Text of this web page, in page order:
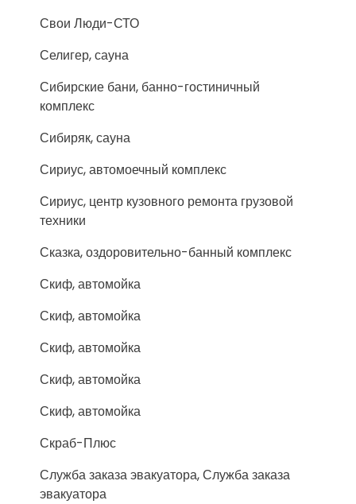
Свои Люди-СТО
Селигер, сауна
Сибирские бани, банно-гостиничный
комплекс
Сибиряк, сауна
Сириус, автомоечный комплекс
Сириус, центр кузовного ремонта грузовой
техники
Сказка, оздоровительно-банный комплекс
Скиф, автомойка
Скиф, автомойка
Скиф, автомойка
Скиф, автомойка
Скиф, автомойка
Скраб-Плюс
Служба заказа эвакуатора, Служба заказа
эвакуатора